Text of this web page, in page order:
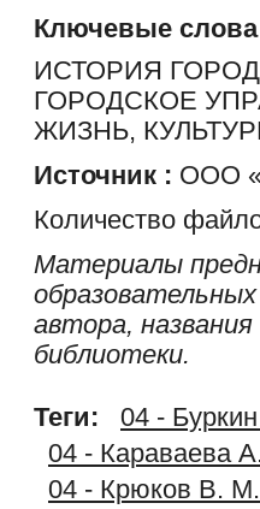
Ключевые слова
ИСТОРИЯ
ГОРОДСКОЕ
ЖИЗНЬ,
Источник : ООО
Количество
Материалы
автора,
библиотеки.
Теги:
04 -
04 - Караваева
04 - Крюков В.